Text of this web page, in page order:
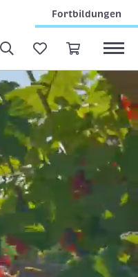
Fortbildungen